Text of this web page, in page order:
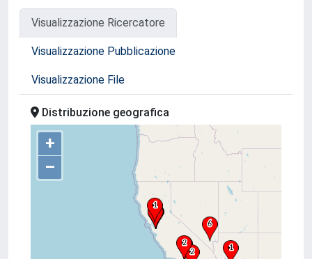
Visualizzazione Ricercatore
Visualizzazione Pubblicazione
Visualizzazione File
Distribuzione geografica
+
–